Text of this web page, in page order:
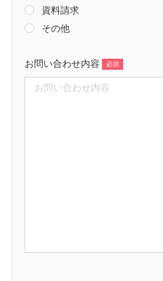
資料請求
その他
お問い合わせ内容